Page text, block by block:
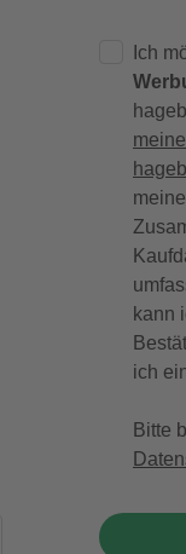
Ich
kann
ich
Bitte